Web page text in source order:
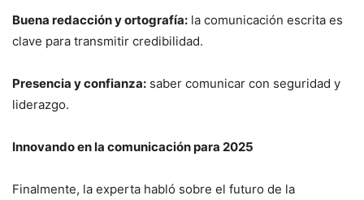
Buena redacción y ortografía: la comunicación escrita es
clave para transmitir credibilidad.
Presencia y confianza: saber comunicar con seguridad y
liderazgo.
Innovando en la comunicación para 2025
Finalmente, la experta habló sobre el futuro de la